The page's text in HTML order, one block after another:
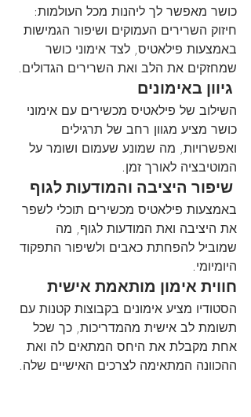
כושר מאפשר לך ליהנות מכל העולמות:
חיזוק השרירים העמוקים ושיפור הגמישות
באמצעות פילאטיס, לצד אימוני כושר
שמחזקים את הלב ואת השרירים הגדולים.
השילוב של פילאטיס מכשירים עם אימוני
כושר מציע מגוון רחב של תרגילים
ואפשרויות, מה שמונע שעמום ושומר על
המוטיבציה לאורך זמן.
באמצעות פילאטיס מכשירים תוכלי לשפר
את היציבה ואת המודעות לגוף, מה
שמוביל להפחתת כאבים ולשיפור התפקוד
היומיומי.
חווית אימון מותאמת אישית
הסטודיו מציע אימונים בקבוצות קטנות עם
תשומת לב אישית מהמדריכות, כך שכל
אחת מקבלת את היחס המתאים לה ואת
ההכוונה המתאימה לצרכים האישיים שלה.